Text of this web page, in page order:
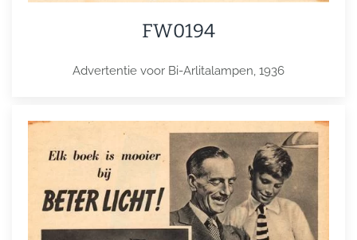
FW0194
Advertentie voor Bi-Arlitalampen, 1936